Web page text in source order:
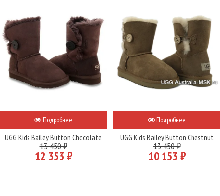
Подробнее
UGG Kids Bailey Button Chocolate
13 450 ₽
12 353 ₽
Подробнее
UGG Kids Bailey Button Chestnut
13 450 ₽
10 153 ₽